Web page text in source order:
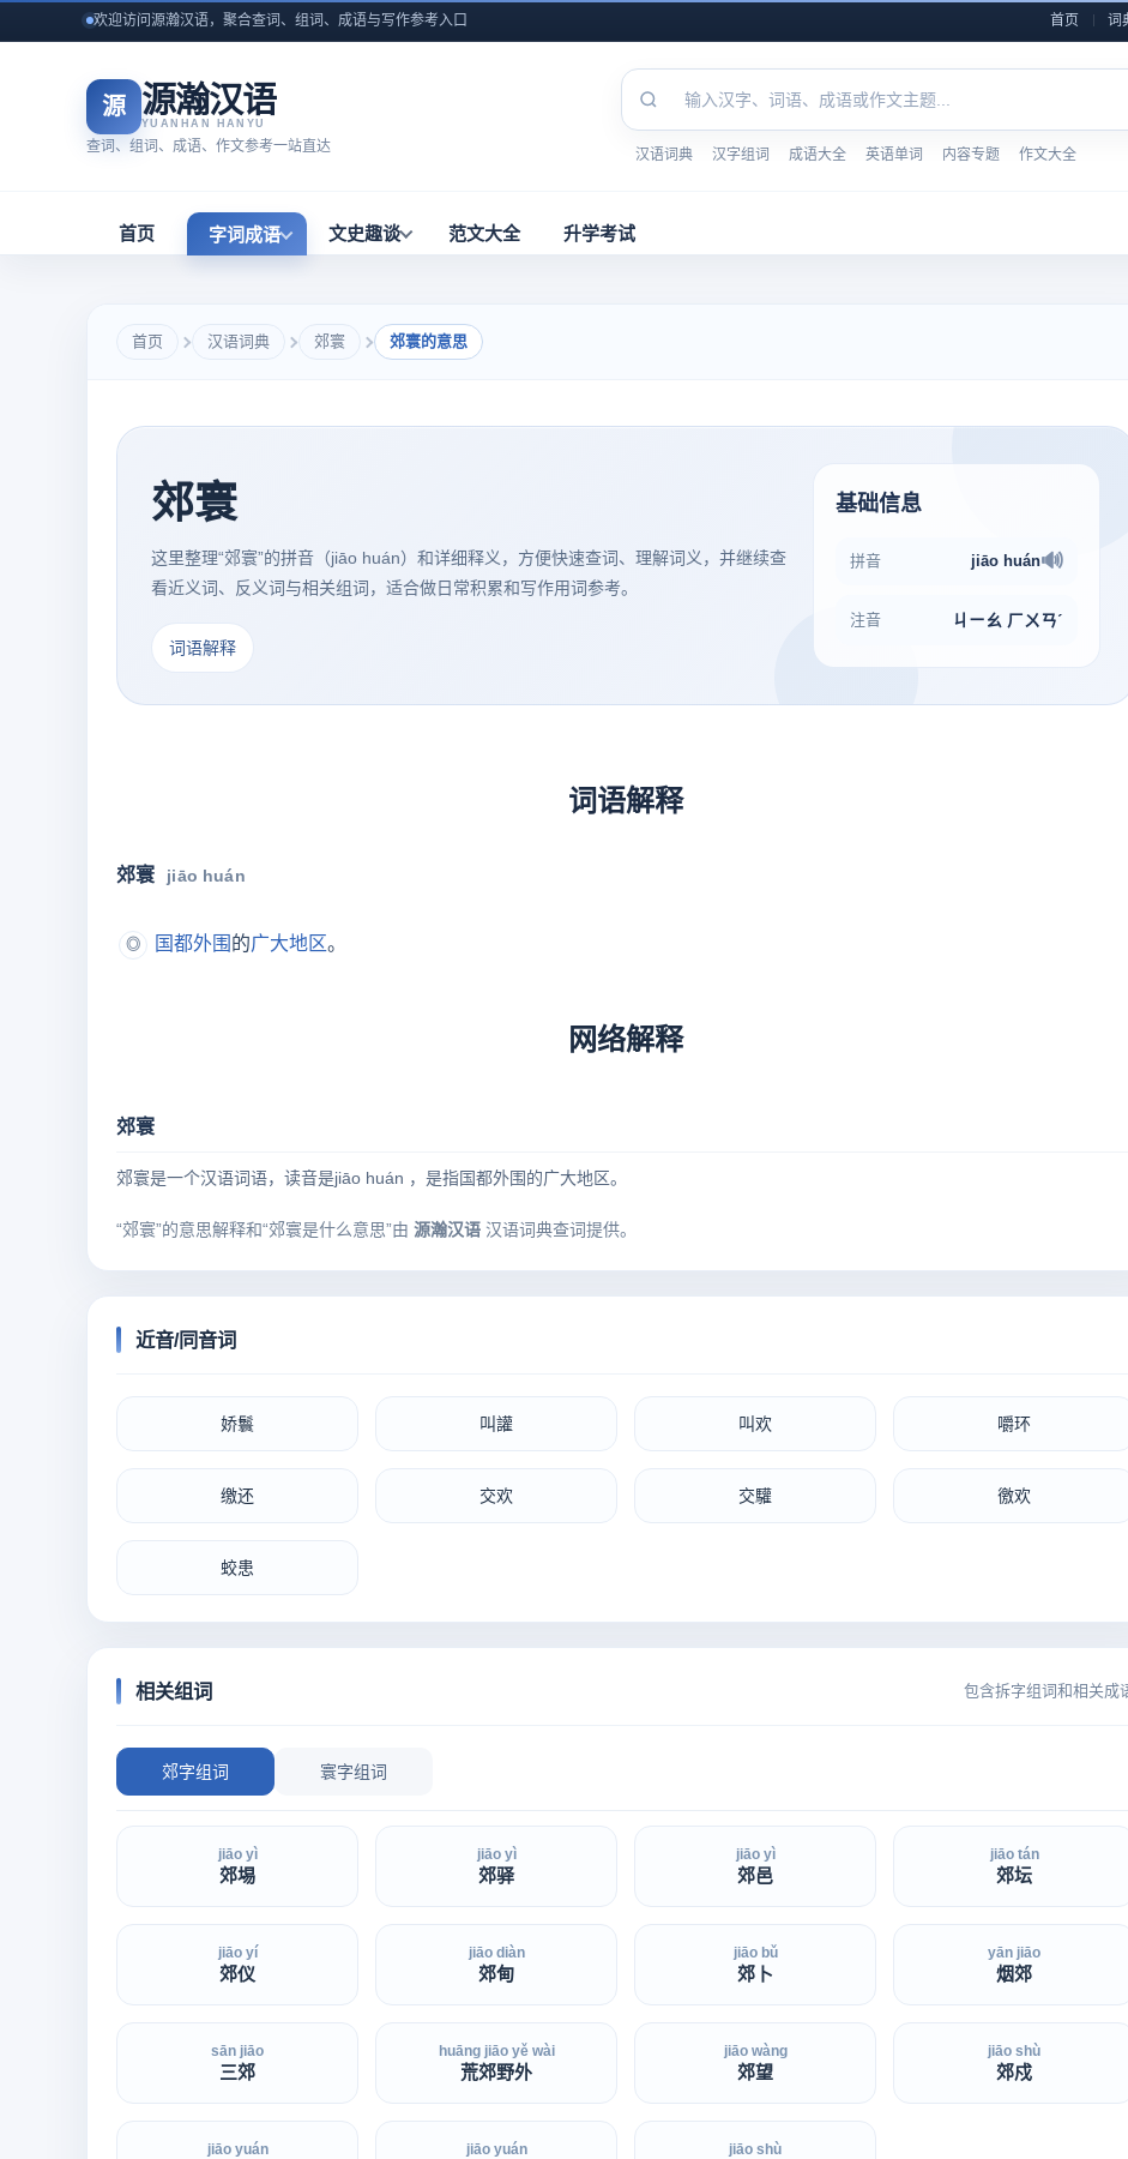
欢迎访问源瀚汉语，聚合查词、组词、成语与写作参考入口 首页 词
源 源瀚汉语
YUANHAN HANYU
查词、组词、成语、作文参考一站直达 汉语词典 汉字组词 成语大全 英语单词 内容专题 作文大全
首页 字词成语 文史趣谈 范文大全 升学考试
首页 汉语词典 郊寰 郊寰的意思
郊寰
这里整理“郊寰”的拼音（jiāo huán）和详细释义，方便快速查词、理解词义，并继续查
看近义词、反义词与相关组词，适合做日常积累和写作用词参考。
词语解释
基础信息
拼音 jiāo huán🔊
注音 ㄐㄧㄠ ㄏㄨㄢˊ
词语解释
郊寰 jiāo huán
◎ 国都外围 的广大地区。
网络解释
郊寰
郊寰是一个汉语词语，读音是jiāo huán ，是指国都外围的广大地区。
“郊寰”的意思解释和“郊寰是什么意思”由 源瀚汉语 汉语词典查词提供。
近音/同音词
娇鬟 叫讙 叫欢 嚼环
缴还 交欢 交驩 徼欢
蛟患
相关组词 包含拆字组词和相关成
郊字组词 寰字组词
jiāo yì
郊埸
jiāo yì
郊驿
jiāo yì
郊邑
jiāo tán
郊坛
jiāo yí
郊仪
jiāo diàn
郊甸
jiāo bǔ
郊卜
yān jiāo
烟郊
sān jiāo
三郊
huāng jiāo yě wài
荒郊野外
jiāo wàng
郊望
jiāo shù
郊戍
jiāo yuán jiāo yuán jiāo shù